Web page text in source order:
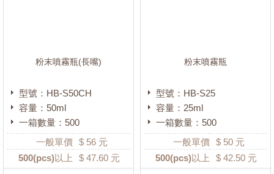
粉末噴霧瓶(長嘴)
型號：HB-S50CH
容量：50ml
一箱數量：500
一般單價 $ 56 元
500(pcs)以上 $ 47.60 元
粉末噴霧瓶
型號：HB-S25
容量：25ml
一箱數量：500
一般單價 $ 50 元
500(pcs)以上 $ 42.50 元
鑽石型
碟型
(15)
方錐型
(89)
扁型
(456)
圓錐型
(123)
甕型
(23)